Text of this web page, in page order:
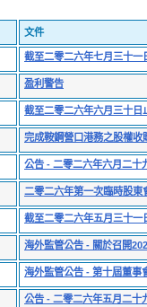
文件
截至二零二六年七月三十一
盈利警告
截至二零二六年六月三十日
完成鞍鋼營口港務之股權收
公告 - 二零二六年六月二十
二零二六年第一次臨時股東
截至二零二六年五月三十一
海外監管公告 - 關於召開
海外監管公告 - 第十屆董事
公告 - 二零二六年五月二十